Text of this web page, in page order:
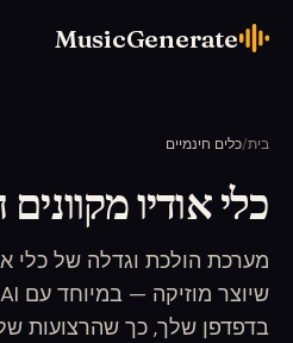
MusicGenerate
בית/כלים חינמיים
כלי אודיו מקוונים
מערכת הולכת וגדלה של כלי
בדפדפן שלך, כך שהרצועות